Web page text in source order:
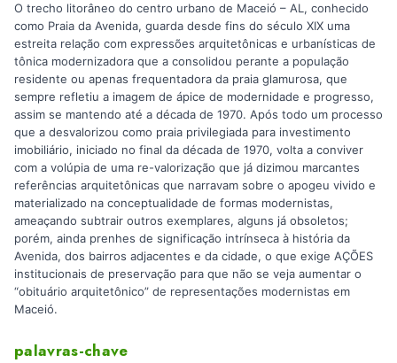
O trecho litorâneo do centro urbano de Maceió – AL, conhecido
como Praia da Avenida, guarda desde fins do século XIX uma
estreita relação com expressões arquitetônicas e urbanísticas de
tônica modernizadora que a consolidou perante a população
residente ou apenas frequentadora da praia glamurosa, que
sempre refletiu a imagem de ápice de modernidade e progresso,
assim se mantendo até a década de 1970. Após todo um processo
que a desvalorizou como praia privilegiada para investimento
imobiliário, iniciado no final da década de 1970, volta a conviver
com a volúpia de uma re-valorização que já dizimou marcantes
referências arquitetônicas que narravam sobre o apogeu vivido e
materializado na conceptualidade de formas modernistas,
ameaçando subtrair outros exemplares, alguns já obsoletos;
porém, ainda prenhes de significação intrínseca à história da
Avenida, dos bairros adjacentes e da cidade, o que exige AÇÕES
institucionais de preservação para que não se veja aumentar o
“obituário arquitetônico” de representações modernistas em
Maceió.
palavras-chave